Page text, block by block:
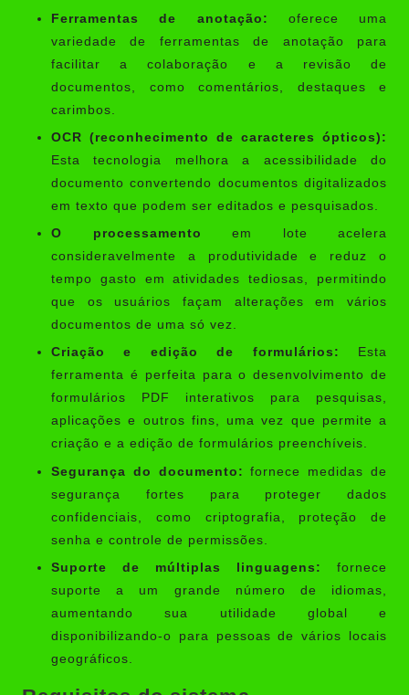
Ferramentas de anotação: oferece uma
variedade de ferramentas de anotação para
facilitar a colaboração e a revisão de
documentos, como comentários, destaques e
carimbos.
OCR (reconhecimento de caracteres ópticos):
Esta tecnologia melhora a acessibilidade do
documento convertendo documentos digitalizados
em texto que podem ser editados e pesquisados.
O processamento em lote acelera
consideravelmente a produtividade e reduz o
tempo gasto em atividades tediosas, permitindo
que os usuários façam alterações em vários
documentos de uma só vez.
Criação e edição de formulários:
Esta
ferramenta é perfeita para o desenvolvimento de
formulários PDF interativos para pesquisas,
aplicações e outros fins, uma vez que permite a
criação e a edição de formulários preenchíveis.
Segurança do documento: fornece medidas de
segurança fortes para proteger dados
confidenciais, como criptografia, proteção de
senha e controle de permissões.
Suporte de múltiplas linguagens:
fornece
suporte a um grande número de idiomas,
aumentando sua utilidade global e
disponibilizando-o para pessoas de vários locais
geográficos.